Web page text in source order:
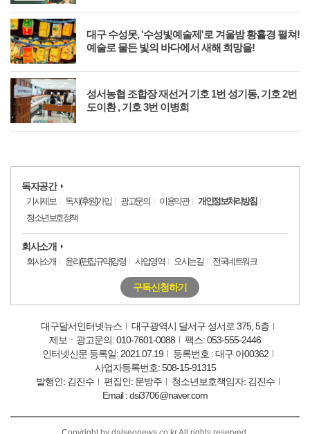
대구 수성못, '수성빛예술제'로 겨울밤 황홀경 펼쳐!
예술로 물든 빛의 바다에서 새해 희망을!
성서농협 조합장 재선거 기호 1번 성기동, 기호 2번
도이환 , 기호 3번 이병희
독자공간
기사제보 독자(후원)가입 광고문의 이용약관
개인정보처리방침
청소년보호정책
회사소개
회사소개 윤리(편집규약)강령 사업영역 오시는길 전국네트워크
구독신청하기
대구달서인터넷뉴스
대구광역시 달서구 성서로 375, 5층
제보ㆍ광고문의: 010-7601-0088
팩스: 053-555-2446
인터넷신문 등록일: 2021.07.19
등록번호 : 대구 아00362
사업자등록번호: 508-15-91315
발행인: 김진수
편집인: 문방주
청소년보호책임자: 김진수
Email : dsi3706@naver.com